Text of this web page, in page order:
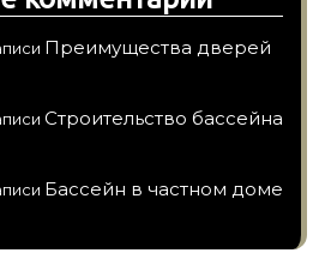
Преимущества дверей
Строительство бассейна
Бассейн в частном доме